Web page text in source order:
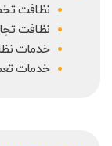
نظافت
نظافت
خدمات
خدمات